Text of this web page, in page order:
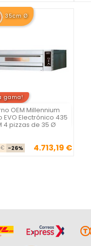
35cm Ø
gama!
OEM Millennium
EVO Electrónico 435
4 pizzas de 35 Ø
Precio base
€ -26% Precio
4.713,19 €

rápida